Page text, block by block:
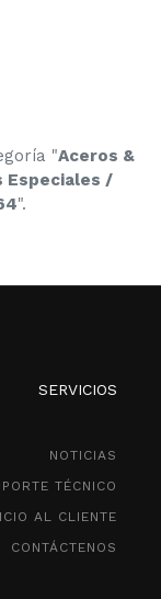
"Aceros &
Especiales /
".
SERVICIOS
NOTICIAS
TÉCNICO
AL CLIENTE
CONTÁCTENOS